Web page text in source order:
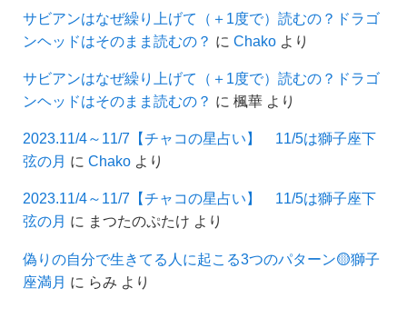
サビアンはなぜ繰り上げて（＋1度で）読むの？ドラゴ
ンヘッドはそのまま読むの？ に Chakoより
サビアンはなぜ繰り上げて（＋1度で）読むの？ドラゴ
ンヘッドはそのまま読むの？ に 楓華より
2023.11/4～11/7【チャコの星占い】 11/5は獅子座下
弦の月 に Chakoより
2023.11/4～11/7【チャコの星占い】 11/5は獅子座下
弦の月 に まつたのぷたけ より
偽りの自分で生きてる人に起こる3つのパターン🟡獅子
座満月 に らみ より